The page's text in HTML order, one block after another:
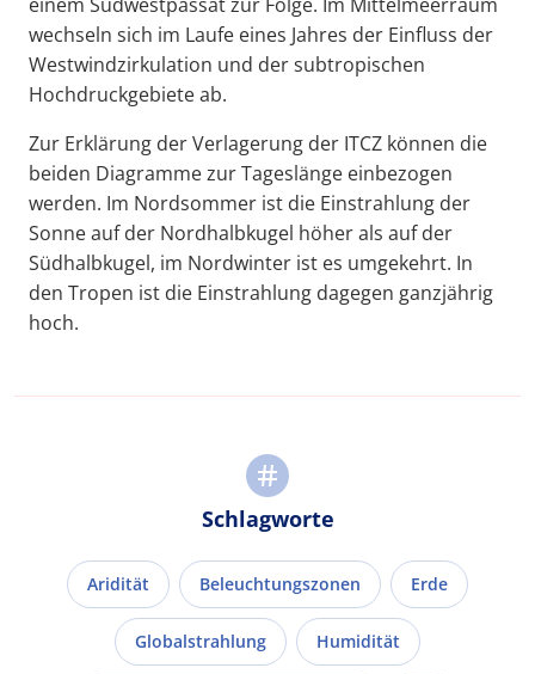
wechseln sich im Laufe eines Jahres der Einfluss der
Westwindzirkulation und der subtropischen
Hochdruckgebiete ab.
Zur Erklärung der Verlagerung der ITCZ können die
beiden Diagramme zur Tageslänge einbezogen
werden. Im Nordsommer ist die Einstrahlung der
Sonne auf der Nordhalbkugel höher als auf der
Südhalbkugel, im Nordwinter ist es umgekehrt. In
den Tropen ist die Einstrahlung dagegen ganzjährig
hoch.
Schlagworte
Aridität Beleuchtungszonen Erde
Globalstrahlung Humidität